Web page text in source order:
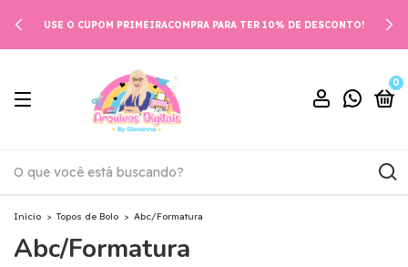
USE O CUPOM PRIMEIRACOMPRA PARA TER 10% DE DESCONTO!
0
Início > Topos de Bolo > Abc/Formatura
Abc/Formatura